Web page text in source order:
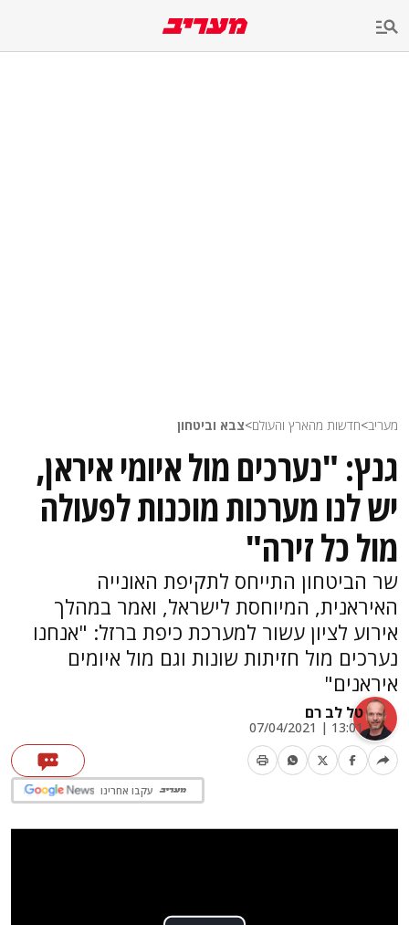
מעריב>חדשות מהארץ והעולם>צבא וביטחון
גנץ: "נערכים מול איומי איראן,
יש לנו מערכות מוכנות לפעולה
מול כל זירה"
שר הביטחון התייחס לתקיפת האונייה
האיראנית, המיוחסת לישראל, ואמר במהלך
אירוע לציון עשור למערכת כיפת ברזל: "אנחנו
נערכים מול חזיתות שונות וגם מול איומים
איראנים"
טל לב רם
13:01 | 07/04/2021
עקבו אחרינו